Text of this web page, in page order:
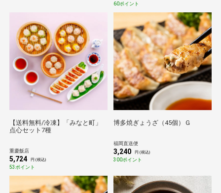
60ポイント
【送料無料/冷凍】「みなと町」
点心セット7種
重慶飯店
5,724 円 (税込)
53ポイント
博多焼ぎょうざ（45個）Ｇ
福岡直送便
3,240 円 (税込)
300ポイント